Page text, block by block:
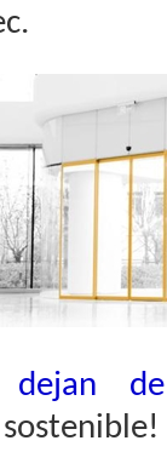
dejan